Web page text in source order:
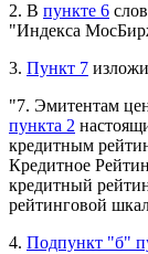
2. В пункте 6
"Индекса
3. Пункт 7
"7. Эмитентам
пункта 2
кредитным
Кредитное
кредитный
рейтинговой
4. Подпункт "б"